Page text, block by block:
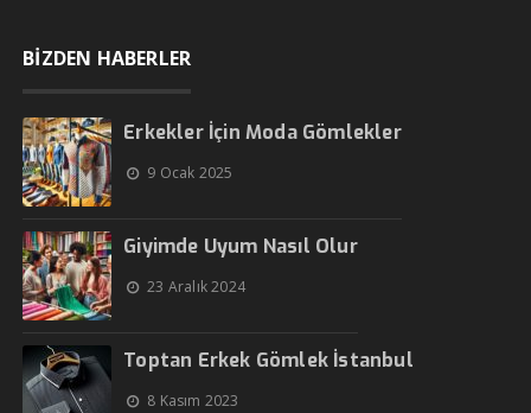
BİZDEN HABERLER
Erkekler İçin Moda Gömlekler
9 Ocak 2025
Giyimde Uyum Nasıl Olur
23 Aralık 2024
Toptan Erkek Gömlek İstanbul
8 Kasım 2023